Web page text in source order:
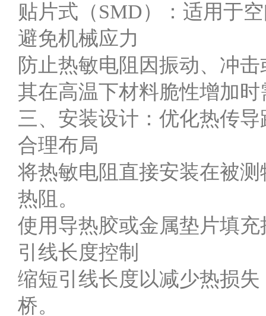
贴片式（SMD）：适用于
避免机械应力
防止热敏电阻因振动、冲
其在高温下材料脆性增加
三、安装设计：优化热传导
合理布局
将热敏电阻直接安装在被
热阻。
使用导热胶或金属垫片填
引线长度控制
缩短引线长度以减少热损
桥。